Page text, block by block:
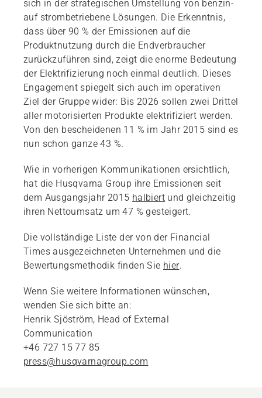
sich in der strategischen Umstellung von benzin-
auf strombetriebene Lösungen. Die Erkenntnis,
dass über 90 % der Emissionen auf die
Produktnutzung durch die Endverbraucher
zurückzuführen sind, zeigt die enorme Bedeutung
der Elektrifizierung noch einmal deutlich. Dieses
Engagement spiegelt sich auch im operativen
Ziel der Gruppe wider: Bis 2026 sollen zwei Drittel
aller motorisierten Produkte elektrifiziert werden.
Von den bescheidenen 11 % im Jahr 2015 sind es
nun schon ganze 43 %.
Wie in vorherigen Kommunikationen ersichtlich,
hat die Husqvarna Group ihre Emissionen seit
dem Ausgangsjahr 2015 halbiert und gleichzeitig
ihren Nettoumsatz um 47 % gesteigert.
Die vollständige Liste der von der Financial
Times ausgezeichneten Unternehmen und die
Bewertungsmethodik finden Sie hier.
Wenn Sie weitere Informationen wünschen,
wenden Sie sich bitte an:
Henrik Sjöström, Head of External
Communication
+46 727 15 77 85
press@husqvarnagroup.com